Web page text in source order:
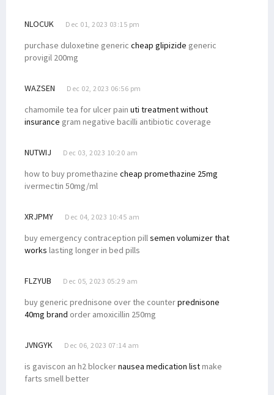
NLOCUK Dec 01, 2023 03:15 pm
purchase duloxetine generic cheap glipizide generic
provigil 200mg
WAZSEN Dec 02, 2023 06:56 pm
chamomile tea for ulcer pain uti treatment without
insurance gram negative bacilli antibiotic coverage
NUTWIJ Dec 03, 2023 10:20 am
how to buy promethazine cheap promethazine 25mg
ivermectin 50mg/ml
XRJPMY Dec 04, 2023 10:45 am
buy emergency contraception pillsemen volumizer that
works lasting longer in bed pills
FLZYUB Dec 05, 2023 05:29 am
buy generic prednisone over the counterprednisone
40mg brand order amoxicillin 250mg
JVNGYK Dec 06, 2023 07:14 am
is gaviscon an h2 blockernausea medication listmake
farts smell better